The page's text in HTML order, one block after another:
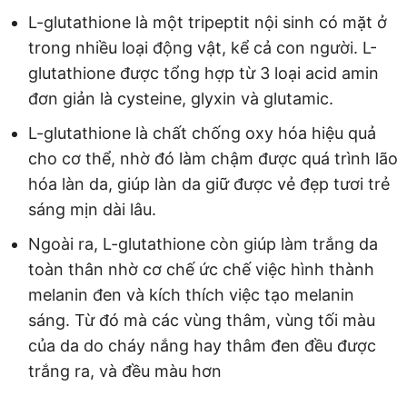
L-glutathione là một tripeptit nội sinh có mặt ở
trong nhiều loại động vật, kể cả con người. L-
glutathione được tổng hợp từ 3 loại acid amin
đơn giản là cysteine, glyxin và glutamic.
L-glutathione là chất chống oxy hóa hiệu quả
cho cơ thể, nhờ đó làm chậm được quá trình lão
hóa làn da, giúp làn da giữ được vẻ đẹp tươi trẻ
sáng mịn dài lâu.
Ngoài ra, L-glutathione còn giúp làm trắng da
toàn thân nhờ cơ chế ức chế việc hình thành
melanin đen và kích thích việc tạo melanin
sáng. Từ đó mà các vùng thâm, vùng tối màu
của da do cháy nắng hay thâm đen đều được
trắng ra, và đều màu hơn